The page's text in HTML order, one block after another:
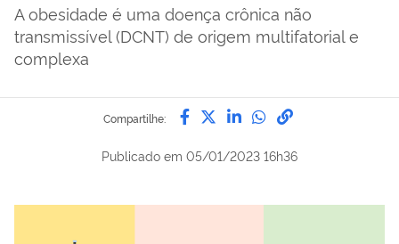
A obesidade é uma doença crônica não
transmissível (DCNT) de origem multifatorial e
complexa
Compartilhe: Compartilhe por Facebook
Compartilhe por Twitter
Compartilhe por
Compartilhe
link para
Publicado em 05/01/2023 16h36